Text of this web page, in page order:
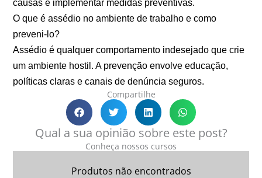
causas e implementar medidas preventivas.
O que é assédio no ambiente de trabalho e como
preveni-lo?
Assédio é qualquer comportamento indesejado que crie
um ambiente hostil. A prevenção envolve educação,
políticas claras e canais de denúncia seguros.
Compartilhe
Qual a sua opinião sobre este post?
Conheça nossos cursos
Produtos não encontrados